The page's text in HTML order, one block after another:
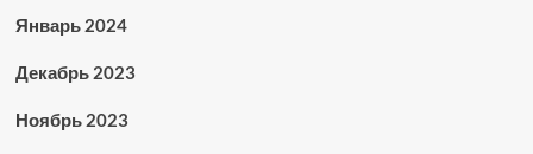
Январь 2024
Декабрь 2023
Ноябрь 2023